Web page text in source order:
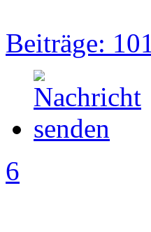
Beiträge: 101
6